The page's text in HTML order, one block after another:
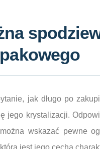
jak długo po
jego krystalizacji.
wskazać pewne